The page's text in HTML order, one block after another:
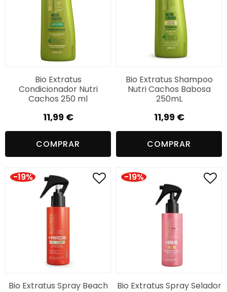
Bio Extratus
Condicionador Nutri
Cachos 250 ml
11,99 €
COMPRAR
Bio Extratus Shampoo
Nutri Cachos Babosa
250mL
11,99 €
COMPRAR
-19%
Bio Extratus Spray Beach
-19%
Bio Extratus Spray Selador